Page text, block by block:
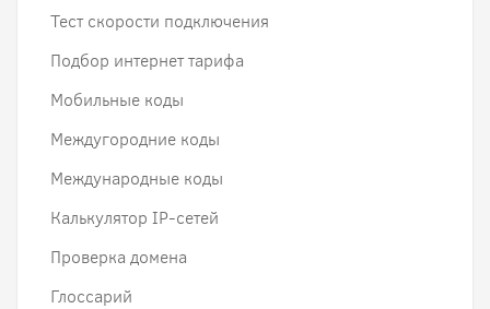
Тест скорости подключения
Подбор интернет тарифа
Мобильные коды
Междугородние коды
Международные коды
Калькулятор IP-сетей
Проверка домена
Глоссарий